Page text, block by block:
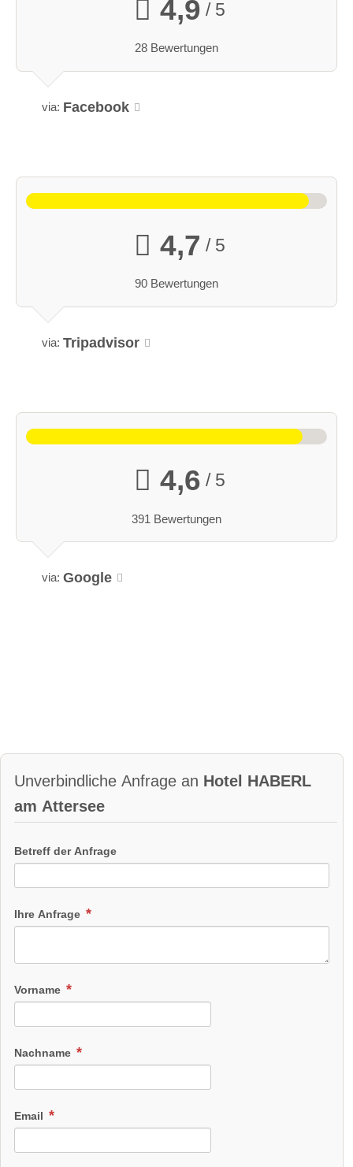
4,9 / 5
28 Bewertungen
via: Facebook
4,7 / 5
90 Bewertungen
via: Tripadvisor
4,6 / 5
391 Bewertungen
via: Google
Unverbindliche Anfrage an Hotel HABERL
am Attersee
Betreff der Anfrage
Ihre Anfrage
Vorname
Nachname
Email